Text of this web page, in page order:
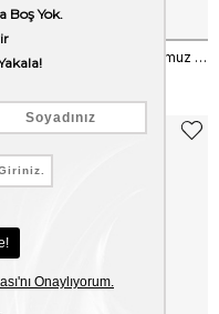
Guess Access Kadın Siyah Omuz Çantası HWSE7534780